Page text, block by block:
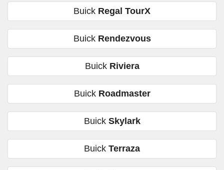
Buick Regal TourX
Buick Rendezvous
Buick Riviera
Buick Roadmaster
Buick Skylark
Buick Terraza